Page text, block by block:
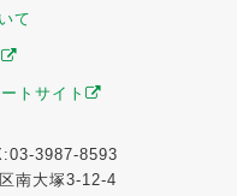
て
トサイト
3987-8593
南大塚3-12-4